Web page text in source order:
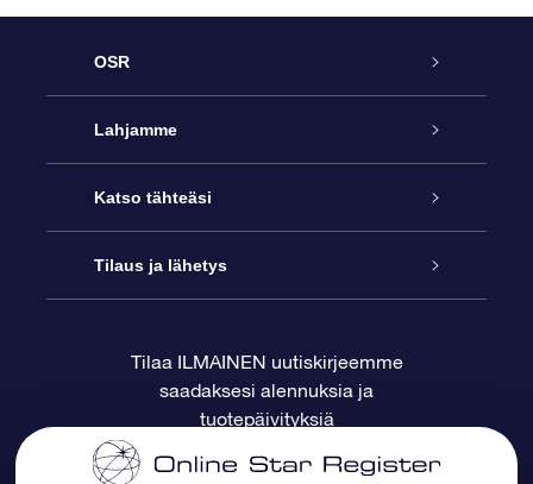
OSR
Palvelu
Ota meihin yhteyttä
Blogi
Arvostelut
Lahjamme
Online Star -lahja
OSR-lahjapakkaus
OSR-lahjakortti
Yrityslahjat
Katso tähteäsi
Star Register
Henkilökohtainen Tähtisivu
One Million Stars
Tilaus ja lähetys
Maksutiedot
Toimitustiedot
Tilaa ILMAINEN uutiskirjeemme
saadaksesi alennuksia ja
tuotepäivityksiä